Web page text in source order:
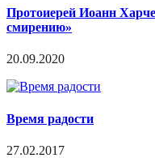
Протоиерей Иоанн
смирению»
20.09.2020
Время радости
27.02.2017